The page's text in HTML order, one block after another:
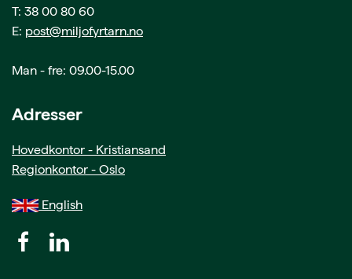
T: 38 00 80 60
E: post@miljofyrtarn.no
Man - fre: 09.00-15.00
Adresser
Hovedkontor - Kristiansand
Regionkontor - Oslo
English